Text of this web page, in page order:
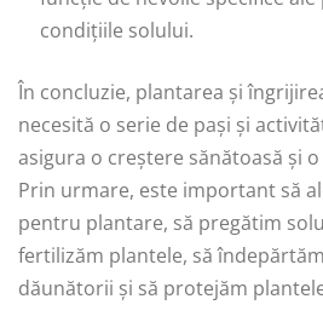
condițiile solului.
În concluzie, plantarea și
necesită o serie de pași și
asigura o creștere sănătoasă și
Prin urmare, este important să
pentru plantare, să pregătim
fertilizăm plantele, să
dăunătorii și să protejăm